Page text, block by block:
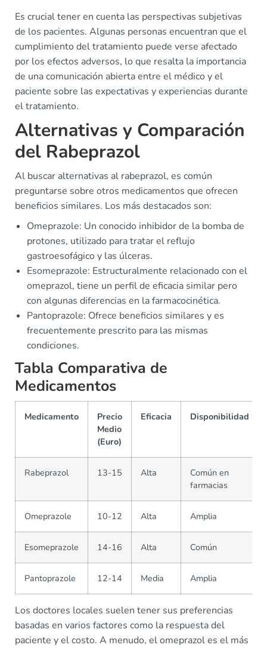
Es crucial tener en cuenta las perspectivas subjetivas
de los pacientes. Algunas personas encuentran que el
cumplimiento del tratamiento puede verse afectado
por los efectos adversos, lo que resalta la importancia
de una comunicación abierta entre el médico y el
paciente sobre las expectativas y experiencias durante
el tratamiento.
Alternativas y Comparación
del Rabeprazol
Al buscar alternativas al rabeprazol, es común
preguntarse sobre otros medicamentos que ofrecen
beneficios similares. Los más destacados son:
Omeprazole: Un conocido inhibidor de la bomba de
protones, utilizado para tratar el reflujo
gastroesofágico y las úlceras.
Esomeprazole: Estructuralmente relacionado con el
omeprazol, tiene un perfil de eficacia similar pero
con algunas diferencias en la farmacocinética.
Pantoprazole: Ofrece beneficios similares y es
frecuentemente prescrito para las mismas
condiciones.
Tabla Comparativa de
Medicamentos
Medicamento
Precio
Medio
(Euro)
Eficacia Disponibilidad
Rabeprazol 13-15 Alta
Común en
farmacias
Omeprazole 10-12 Alta Amplia
Esomeprazole 14-16 Alta Común
Pantoprazole 12-14 Media Amplia
Los doctores locales suelen tener sus preferencias
basadas en varios factores como la respuesta del
paciente y el costo. A menudo, el omeprazol es el más